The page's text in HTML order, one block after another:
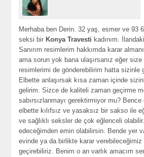
Merhaba ben Derin. 32 yaş, esmer ve 93
seksi bir Konya Travesti kadınım.
Sanırım resimlerim hakkımda karar
ama sorun yok bana ulaşırsanız eğer
resimlerimi de gönderebilirim hatta sizinle
Elbette anlaşırsak kısa zaman içinde
gelirim. Sizce de kaliteli zaman geçirme
sabırsızlanmayı gerektirmiyor mu?
elbette kılıfsız ve yasaksız bir sakso ile
ve sağlıklı seksler de çok eğlenceli
edeceğimden emin olabilirsin. Bende yer
evinde ya da birlikte karar
geçirebiliriz. Benim o an varlık amacım